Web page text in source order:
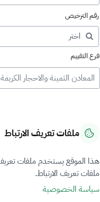
رقم الترخيص
فرع التقييم
المعادن الثمينة والاحجار الكريمة
ملفات تعريف الارتباط
هذا الموقع يستخدم ملفات
ملفات تعريف الارتباط.
سياسة الخصوصية